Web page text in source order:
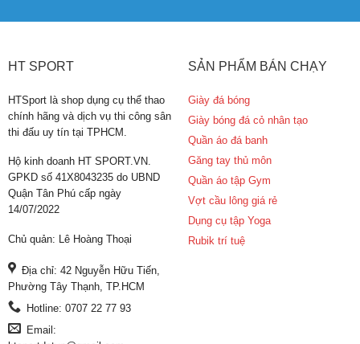
HT SPORT
HTSport là shop dụng cụ thể thao
chính hãng và dịch vụ thi công sân
thi đấu uy tín tại TPHCM.
Hộ kinh doanh HT SPORT.VN.
GPKD số 41X8043235 do UBND
Quận Tân Phú cấp ngày
14/07/2022
Chủ quản: Lê Hoàng Thoại
Địa chỉ: 42 Nguyễn Hữu Tiến,
Phường Tây Thạnh, TP.HCM
Hotline: 0707 22 77 93
Email:
SẢN PHẨM BÁN CHẠY
Giày đá bóng
Giày bóng đá cỏ nhân tạo
Quần áo đá banh
Găng tay thủ môn
Quần áo tập Gym
Vợt cầu lông giá rẻ
Dụng cụ tập Yoga
Rubik trí tuệ